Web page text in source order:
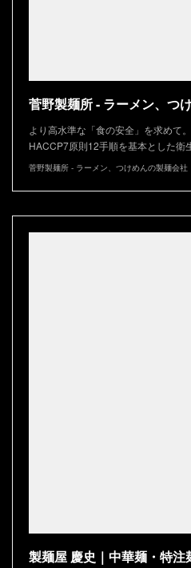
菅野製麺所 - ラーメン、つ
より高水準な「食の安全」を求めて
HACCP7原則12手順を基本とした
菅野製麺所 - ラーメン、つけめんの製麺会社